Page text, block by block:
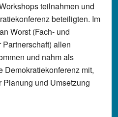
teilnahmen und
beteiligten. Im
Worst (Fach- und
allen
und nahm als
Demokratiekonferenz mit,
und Umsetzung